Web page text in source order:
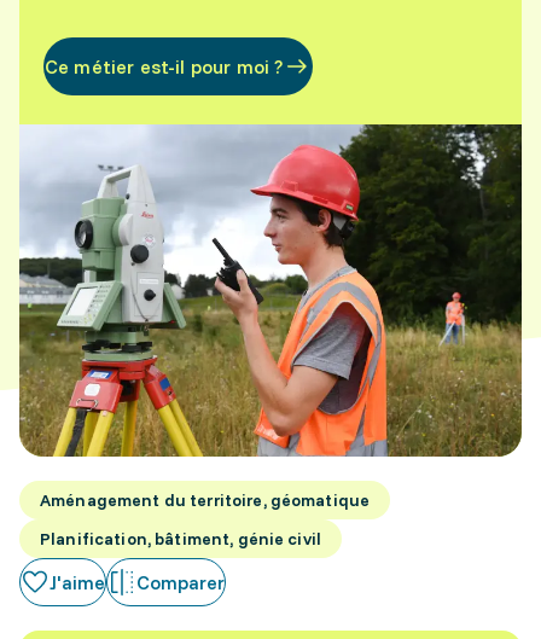
Ce métier est-il pour moi ?
Aménagement du territoire, géomatique
Planification, bâtiment, génie civil
J'aime Comparer